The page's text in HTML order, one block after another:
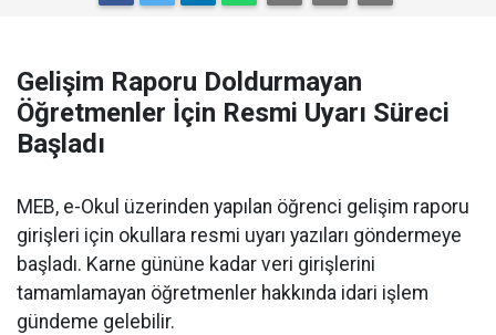
Gelişim Raporu Doldurmayan
Öğretmenler İçin Resmi Uyarı Süreci
Başladı
MEB, e-Okul üzerinden yapılan öğrenci gelişim raporu
girişleri için okullara resmi uyarı yazıları göndermeye
başladı. Karne gününe kadar veri girişlerini
tamamlamayan öğretmenler hakkında idari işlem
gündeme gelebilir.